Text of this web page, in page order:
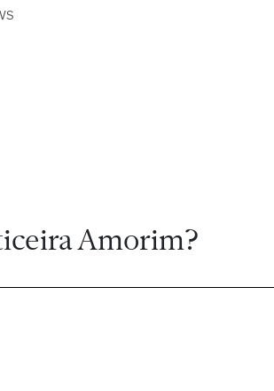
Amorim?